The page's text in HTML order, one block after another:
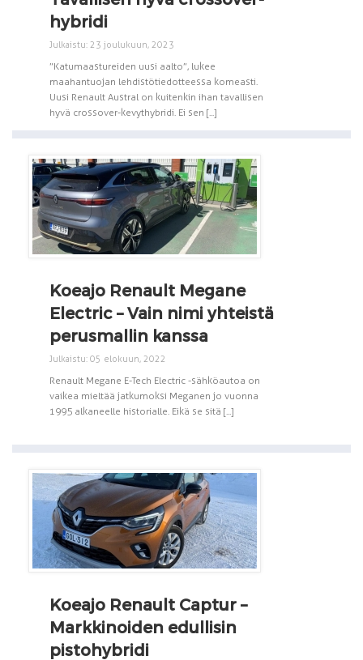
hybridi
Julkaistu: 23 joulukuun, 2023
”Katumaastureiden uusi aalto”, lukee
maahantuojan lehdistötiedotteessa komeasti.
Uusi Renault Austral on kuitenkin ihan tavallisen
hyvä crossover-kevythybridi. Ei sen [...]
Koeajo Renault Megane
Electric – Vain nimi yhteistä
perusmallin kanssa
Julkaistu: 05 elokuun, 2022
Renault Megane E-Tech Electric -sähköautoa on
vaikea mieltää jatkumoksi Meganen jo vuonna
1995 alkaneelle historialle. Eikä se sitä [...]
Koeajo Renault Captur –
Markkinoiden edullisin
pistohybridi